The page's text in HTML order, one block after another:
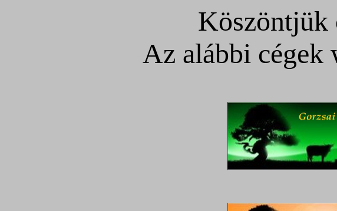
Köszöntjük
Az alábbi cégek